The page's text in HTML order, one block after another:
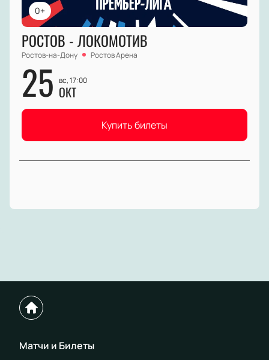
0+
РОСТОВ - ЛОКОМОТИВ
Ростов-на-Дону Ростов Арена
25 вс, 17:00
ОКТ
Купить билеты
Матчи и Билеты